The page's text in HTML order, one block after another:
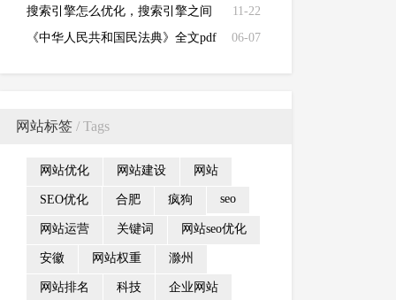
11-22
搜索引擎怎么优化，搜索引擎之间
有什么关系？
06-07
《中华人民共和国民法典》全文pdf
网站标签 / Tags
网站优化 网站建设 网站
SEO优化 合肥 疯狗 seo
网站运营 关键词 网站seo优化
安徽 网站权重 滁州
网站排名 科技 企业网站